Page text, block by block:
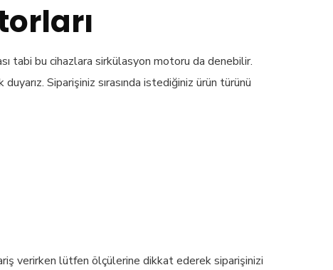
tabi bu cihazlara sirkülasyon motoru da denebilir.
Siparişiniz sırasında istediğiniz ürün türünü
verirken lütfen ölçülerine dikkat ederek siparişinizi